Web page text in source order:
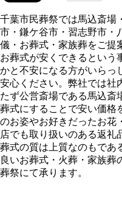
千葉市民葬祭では馬込斎場
市・鎌ケ谷市・習志野市・
儀・お葬式・家族葬をご提
お葬式が安くできるという
かと不安になる方がいらっ
安心ください。弊社では社
たず公営斎場である馬込斎
葬式にすることで安い価格
のお姿やお好きだったお花
店でも取り扱いのある返礼
葬式の質は上質なのもであ
良いお葬式・火葬・家族葬
葬祭にて承ります。